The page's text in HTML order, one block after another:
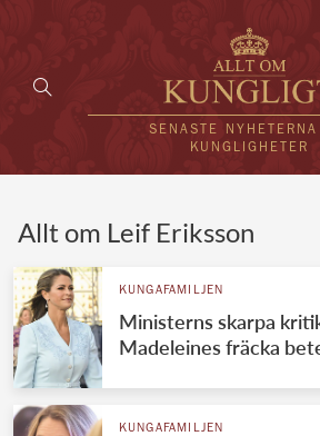
SENASTE NYHETERNA
KUNGLIGHETER
UTLÄNDSKT
VÄRLDENS
Allt om Leif Eriksson
KUNGAFAMILJEN
Ministerns skarpa
Madeleines fräcka
KUNGAFAMILJEN